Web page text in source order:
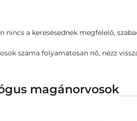
nincs a keresésednek megfelelő,
száma folyamatosan nő, nézz
magánorvosok